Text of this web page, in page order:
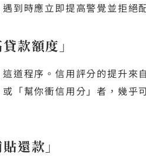
到時應立即提高警覺並拒絕
款額度」
道程序。信用評分的提升來
「幫你衝信用分」者，幾乎
還款」